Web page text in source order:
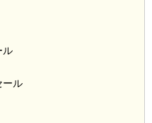
ル
ール